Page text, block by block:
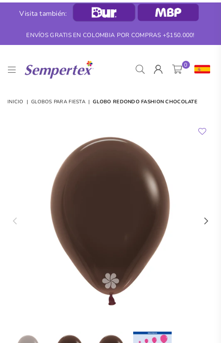
Visita también:
ENVÍOS GRATIS EN COLOMBIA POR COMPRAS +$150.000!
SEMPERTEX
0
INICIO | GLOBOS PARA FIESTA | GLOBO REDONDO FASHION CHOCOLATE